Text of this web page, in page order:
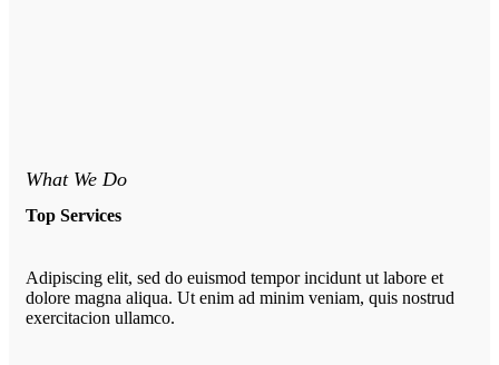
What We Do
Top Services
Adipiscing elit, sed do euismod tempor incidunt ut labore et
dolore magna aliqua. Ut enim ad minim veniam, quis nostrud
exercitacion ullamco.